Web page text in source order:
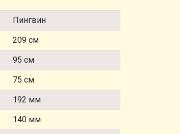
Пингвин
209 см
95 см
75 см
192 мм
140 мм